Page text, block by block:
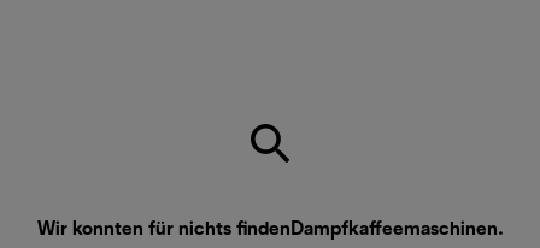
Wir konnten für nichts findenDampfkaffeemaschinen.